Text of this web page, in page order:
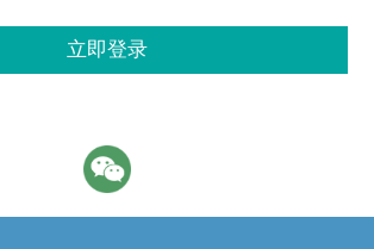
立即登录